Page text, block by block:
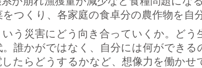
つくり、各家庭の食卓分の農作物を自
う災害にどう向き合っていくか。ど
。誰かがではなく、自分には何ができる
たらどうするかなど、想像力を働かせ